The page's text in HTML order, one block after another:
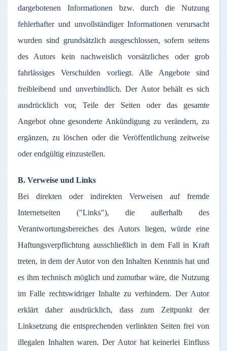
dargebotenen
Informationen bzw.durch dieNutzung
fehlerhafterund unvollständiger Informationen verursacht
wurden sind grundsätzlich ausgeschlossen,sofern seitens
des Autors kein nachweislich vorsätzliches oder
grob
fahrlässiges
Verschulden vorliegt. Alle Angebote
sind
freibleibend und unverbindlich.Der Autor behält es sich
ausdrücklich
vor, Teile der Seiten oder das
gesamte
Angebot ohne gesonderte Ankündigung zu verändern,zu
ergänzen,zu löschen oderdie Veröffentlichung zeitweise
oder endgültig einzustellen.
B. Verweise und Links
Bei
direkten oder indirekten Verweisen auf
fremde
Internetseiten ("Links"), die außerhalb des
Verantwortungsbereiches des Autors liegen,würde eine
Haftungsverpflichtung ausschließlich indem Fall in Kraft
treten, indem der Autorvon denInhalten Kenntnishat und
es ihm technisch möglich undzumutbar wäre, die Nutzung
im Falle rechtswidriger Inhalte zu verhindern. Der Autor
erklärt
daher ausdrücklich, dass zum Zeitpunkt
der
Linksetzung die entsprechenden verlinkten Seiten frei von
illegalen Inhalten waren.Der Autorhatkeinerlei Einfluss